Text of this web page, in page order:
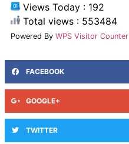
Views Today : 192
Total views : 553484
Powered By WPS Visitor Counter
FACEBOOK
GOOGLE+
TWITTER